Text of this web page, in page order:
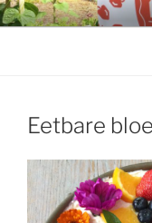
Ga
naar
Eetbare